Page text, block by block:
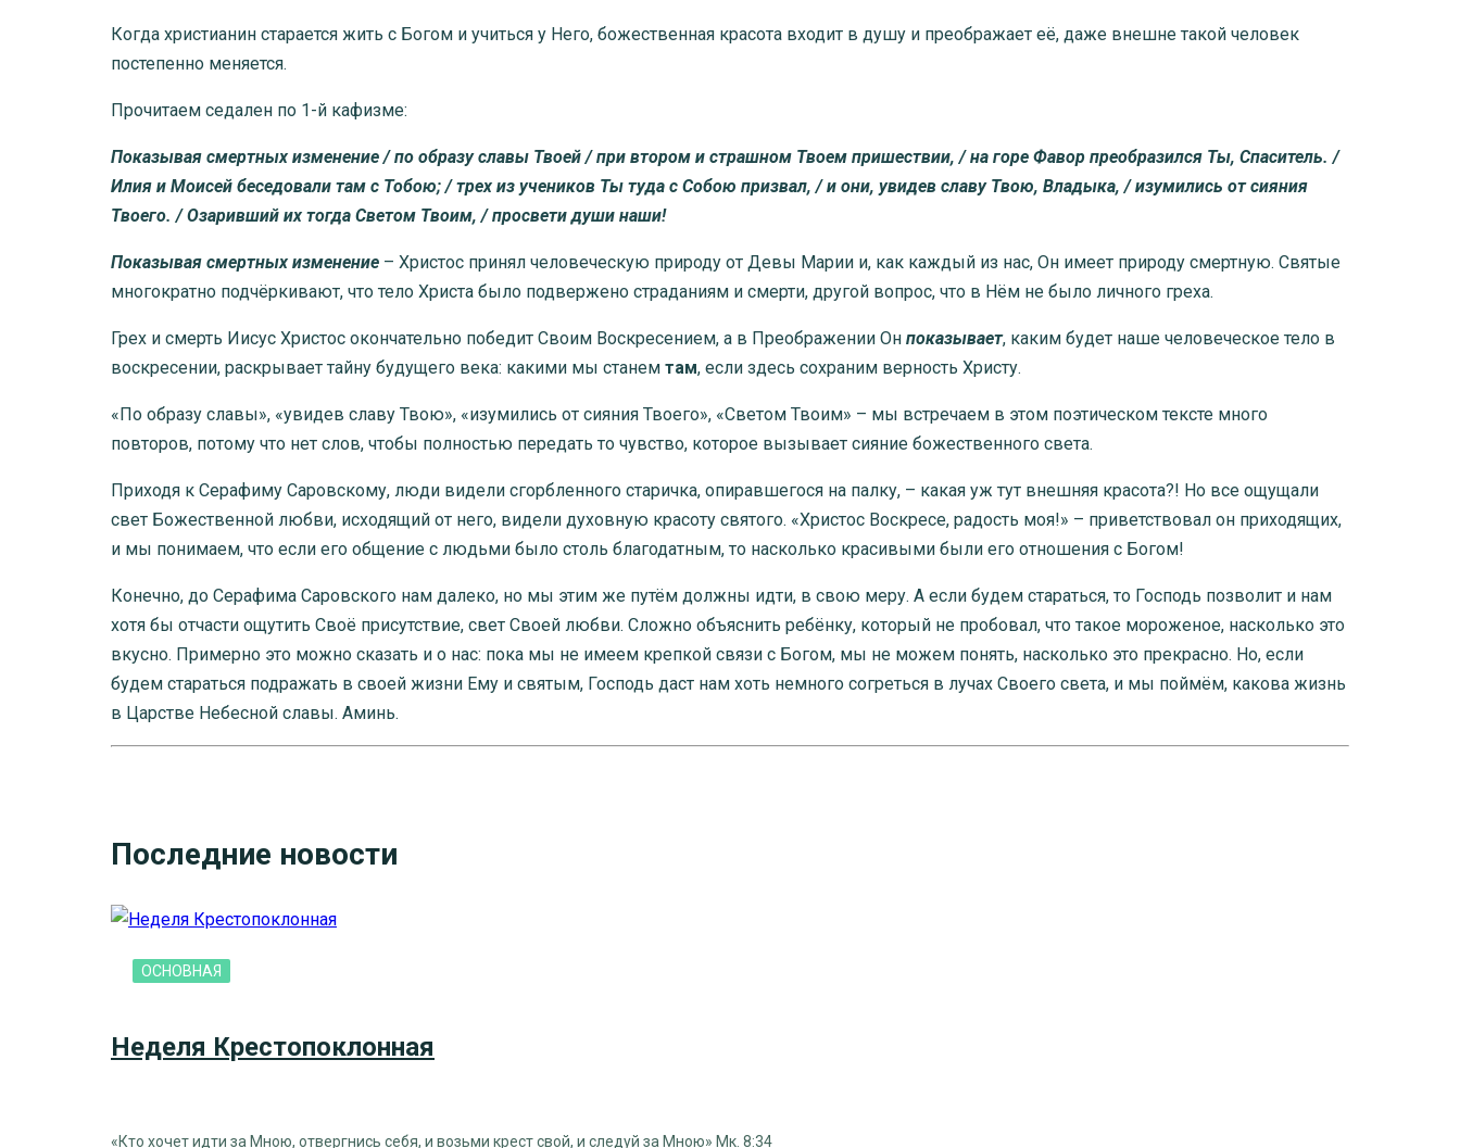
Когда христианин старается жить с Богом и учиться у Него, божественная красота входит в душу и преображает её, даже внешне такой человек
постепенно меняется.
Прочитаем седален по 1-й кафизме:
Показывая смертных изменение / по образу славы Твоей / при втором и страшном Твоем пришествии, / на горе Фавор преобразился Ты, Спаситель. /
Илия и Моисей беседовали там с Тобою; / трех из учеников Ты туда с Собою призвал, / и они, увидев славу Твою, Владыка, / изумились от сияния
Твоего. / Озаривший их тогда Светом Твоим, / просвети души наши!
Показывая смертных изменение – Христос принял человеческую природу от Девы Марии и, как каждый из нас, Он имеет природу смертную. Святые
многократно подчёркивают, что тело Христа было подвержено страданиям и смерти, другой вопрос, что в Нём не было личного греха.
Грех и смерть Иисус Христос окончательно победит Своим Воскресением, а в Преображении Он показывает, каким будет наше человеческое тело в
воскресении, раскрывает тайну будущего века: какими мы станем там, если здесь сохраним верность Христу.
«По образу славы», «увидев славу Твою», «изумились от сияния Твоего», «Светом Твоим» – мы встречаем в этом поэтическом тексте много
повторов, потому что нет слов, чтобы полностью передать то чувство, которое вызывает сияние божественного света.
Приходя к Серафиму Саровскому, люди видели сгорбленного старичка, опиравшегося на палку, – какая уж тут внешняя красота?! Но все ощущали
свет Божественной любви, исходящий от него, видели духовную красоту святого. «Христос Воскресе, радость моя!» – приветствовал он приходящих,
и мы понимаем, что если его общение с людьми было столь благодатным, то насколько красивыми были его отношения с Богом!
Конечно, до Серафима Саровского нам далеко, но мы этим же путём должны идти, в свою меру. А если будем стараться, то Господь позволит и нам
хотя бы отчасти ощутить Своё присутствие, свет Своей любви. Сложно объяснить ребёнку, который не пробовал, что такое мороженое, насколько это
вкусно. Примерно это можно сказать и о нас: пока мы не имеем крепкой связи с Богом, мы не можем понять, насколько это прекрасно. Но, если
будем стараться подражать в своей жизни Ему и святым, Господь даст нам хоть немного согреться в лучах Своего света, и мы поймём, какова жизнь
в Царстве Небесной славы. Аминь.
Последние новости
ОСНОВНАЯ
Неделя Крестопоклонная
«Кто хочет идти за Мною, отвергнись себя, и возьми крест свой, и следуй за Мною» Мк. 8:34